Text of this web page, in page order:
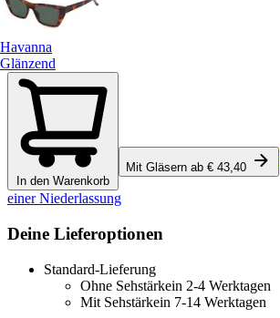
Havanna
Glänzend
In den Warenkorb
Mit Gläsern ab € 43,40
einer Niederlassung
Deine Lieferoptionen
Standard-Lieferung
Ohne Sehstärkein 2-4 Werktagen
Mit Sehstärkein 7-14 Werktagen